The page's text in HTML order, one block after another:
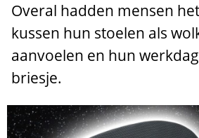
Overal hadden mensen
kussen hun stoelen als
aanvoelen en hun
briesje.